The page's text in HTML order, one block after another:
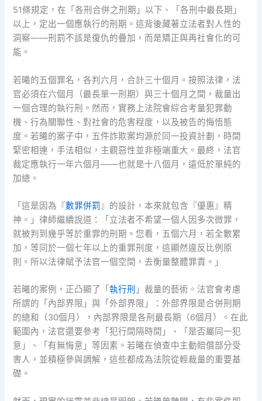
51條規定，在「各刑合併之刑期」以下、「各刑中最長期」
以上，定出一個應執行的刑期。這背後藏著立法者對人性的
洞察——刑罰不該是復仇的疊加，而是矯正與再社會化的可
能。
若曦的五個罪名，各判六月，合計三十個月。按照法律，法
官必須在六個月（最長單一刑期）與三十個月之間，裁量出
一個合理的執行刑。然而，實務上法院會綜合考量犯罪動
機、行為關聯性、對社會的危害程度，以及被告的悔悟態
度。若曦的案子中，五件詐欺案均源於同一投資計劃，時間
緊密相連，手法相似，主觀惡性並非極端重大。最終，法官
裁定應執行一年六個月——也就是十八個月，遠低於單純的
加總。
「這是因為『數罪併罰』的設計，本來就包含『優惠』精
神。」律師繼續說道：「立法者不希望一個人因多次微罪，
就被判到幾乎等於重罪的刑期。您看，五個六月，若全數累
加，等同於一個七年以上的重罪刑度，這顯然違反比例原
則。所以法律賦予法官一個空間，去衡量整體罪責。」
若曦的案例，正凸顯了「執行刑 」裁量的藝術。法官會考慮
所謂的「內部界限」與「外部界限」：外部界限是合併刑期
的總和（30個月），內部界限是各刑最長期（6個月）。在此
範圍內，法官還要參考「犯行間隔時間」、「是否屬同一犯
意」、「有無悔意」等因素。若曦在偵查中主動賠償部分受
害人，並積極參與調解，這些都成為法院從輕裁量的重要基
礎。